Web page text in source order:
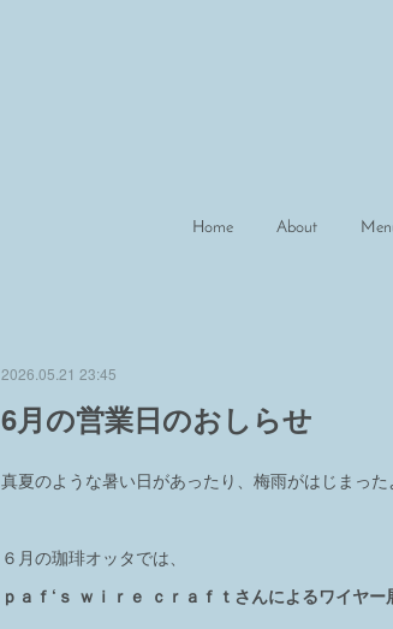
Home About
2026.05.21 23:45
6月の営業日のおしらせ
真夏のような暑い日があったり、梅雨がはじまった
６月の珈琲オッタでは、
ｐａｆ‘ｓ ｗｉｒｅ ｃｒａｆｔさんによるワイヤ